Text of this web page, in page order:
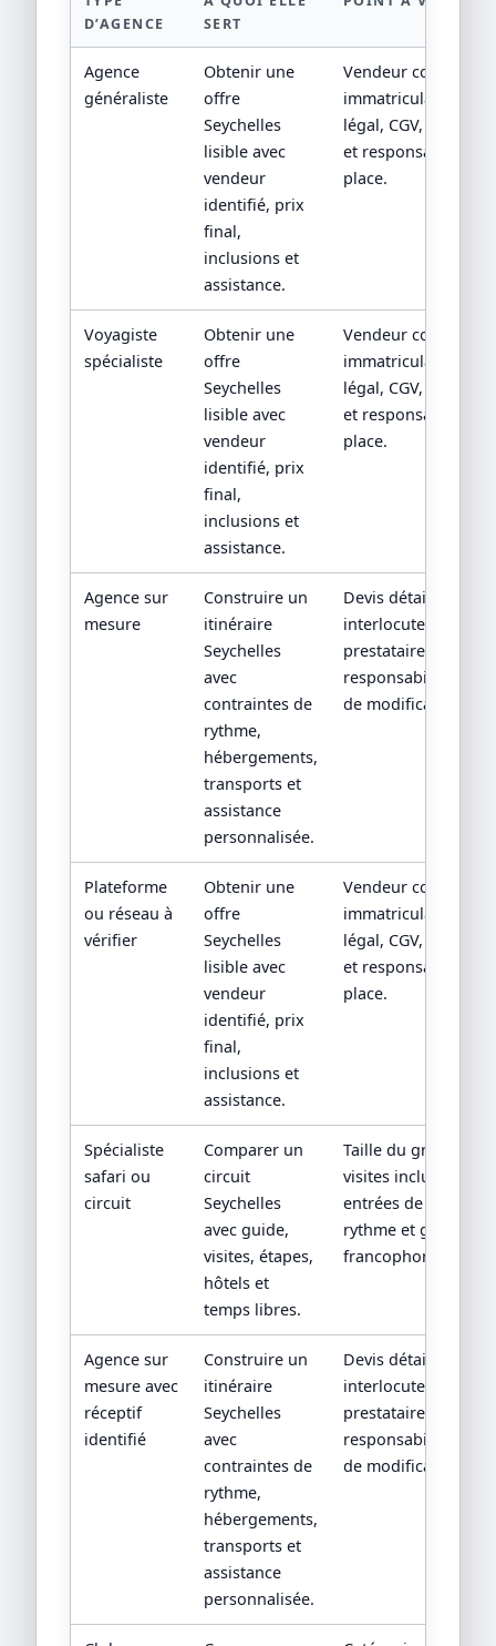
D’AGENCE
SERT
Agence
généraliste
Obtenir une
offre
Seychelles
lisible avec
vendeur
identifié, prix
final,
inclusions et
assistance.
Vendeur
immatriculation/
légal, CGV,
et responsabilité
place.
Voyagiste
spécialiste
Obtenir une
offre
Seychelles
lisible avec
vendeur
identifié, prix
final,
inclusions et
assistance.
Vendeur
immatriculation/
légal, CGV,
et responsabilité
place.
Agence sur
mesure
Construire un
itinéraire
Seychelles
avec
contraintes de
rythme,
hébergements,
transports et
assistance
personnalisée.
Devis détaillé,
interlocuteur,
prestataires locaux
responsabilités en
de modification.
Plateforme
ou réseau à
vérifier
Obtenir une
offre
Seychelles
lisible avec
vendeur
identifié, prix
final,
inclusions et
assistance.
Vendeur
immatriculation/
légal, CGV,
et responsabilité
place.
Spécialiste
safari ou
circuit
Comparer un
circuit
Seychelles
avec guide,
visites, étapes,
hôtels et
temps libres.
Taille du groupe,
visites incluses,
entrées de sites,
rythme et guide
francophone.
Agence sur
mesure avec
réceptif
identifié
Construire un
itinéraire
Seychelles
avec
contraintes de
rythme,
hébergements,
transports et
assistance
personnalisée.
Devis détaillé,
interlocuteur,
prestataires locaux
responsabilités en
de modification.